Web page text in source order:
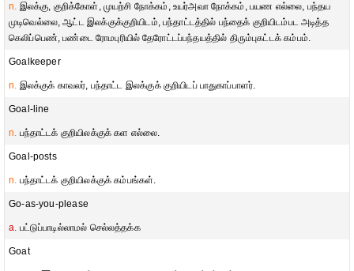
n. இலக்கு, குறிக்கோள், முயற்சி நோக்கம், உயர்அவா நோக்கம், பயண எல்லை, பந்தய
முடிவெல்லை, ஆட்ட இலக்குக்குறியிடம், பந்தாட்டத்தில் பந்தைக் குறியிடம்பட அடித்த
கெலிப்பெண், பண்டை ரோமபுரியில் தேரோட்டப்பந்தயத்தில் திரும்புகட்டக் கம்பம்.
Goalkeeper
n. இலக்குக் காவலர், பந்தாட்ட இலக்குக் குறியிடப் பாதுகாப்பாளர்.
Goal-line
n. பந்தாட்டக் குறியிலக்குக் கள எல்லை.
Goal-posts
n. பந்தாட்டக் குறியிலக்குக் கம்பங்கள்.
Go-as-you-please
a. பட்டுப்பாடில்லாமல் செல்லத்தக்க
Goat